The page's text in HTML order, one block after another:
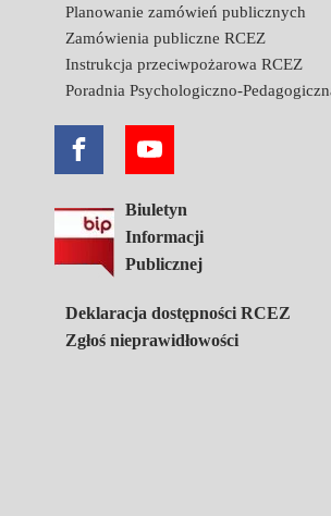
Planowanie zamówień publicznych
Zamówienia publiczne RCEZ
Instrukcja przeciwpożarowa RCEZ
Poradnia Psychologiczno-
Biuletyn
Informacji
Publicznej
Deklaracja dostępności RCEZ
Zgłoś nieprawidłowości